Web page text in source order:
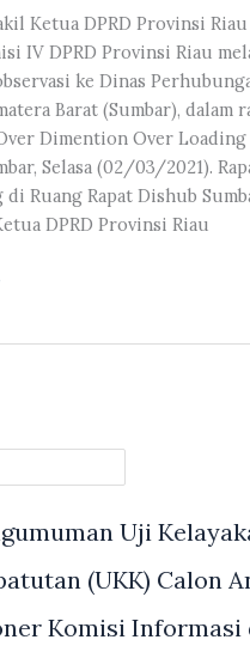
Ketua DPRD Provinsi
IV DPRD Provinsi Riau
ke Dinas
Barat (Sumbar), dalam
Dimention Over
Selasa (02/03/2021).
di Ruang Rapat Dishub
DPRD Provinsi Riau
Uji
(UKK) Calon
Komisi Informasi